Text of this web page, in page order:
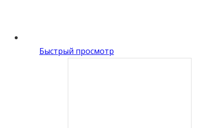
Быстрый просмотр